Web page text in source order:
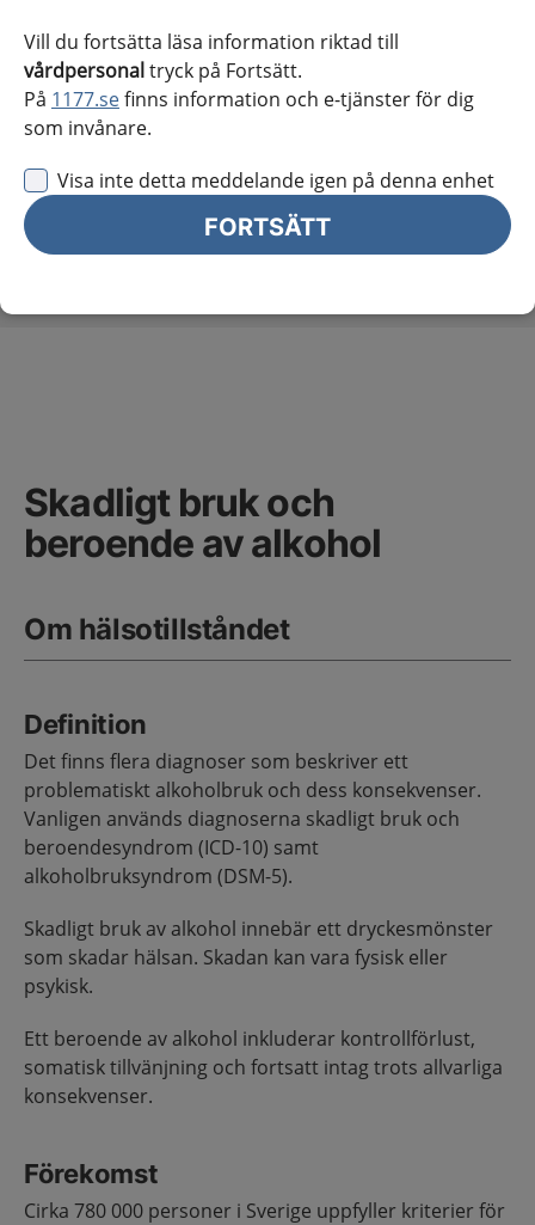
Vill du fortsätta läsa information riktad till
vårdpersonaltryck på Fortsätt.
På 1177.sefinns information och e-tjänster för dig
som invånare.
Visa inte detta meddelande igen på denna enhet
FORTSÄTT
Stäng regionsväljaren
Stäng
för vårdpersonal
Välj region Meny
Kliniskt kunskapsstöd
Skadligt bruk och
beroende av alkohol
Om hälsotillståndet
Definition
Det finns flera diagnoser som beskriver ett
problematiskt alkoholbruk och dess konsekvenser.
Vanligen används diagnoserna skadligt bruk och
beroendesyndrom (ICD-10) samt
alkoholbruksyndrom (DSM-5).
Skadligt bruk av alkohol innebär ett dryckesmönster
som skadar hälsan. Skadan kan vara fysisk eller
psykisk.
Ett beroende av alkohol inkluderar kontrollförlust,
somatisk tillvänjning och fortsatt intag trots allvarliga
konsekvenser.
Förekomst
Cirka 780 000 personer i Sverige uppfyller kriterier för